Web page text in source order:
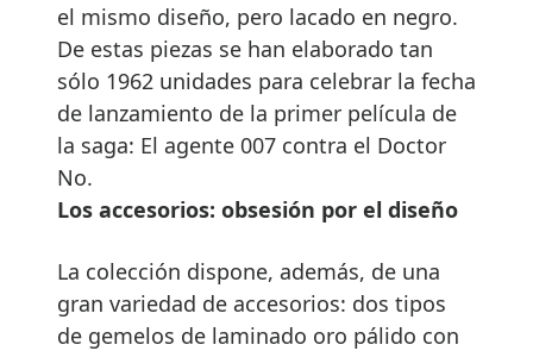
el mismo diseño, pero lacado en negro.
De estas piezas se han elaborado tan
sólo 1962 unidades para celebrar la fecha
de lanzamiento de la primer película de
la saga: El agente 007 contra el Doctor
No.
Los accesorios: obsesión por el diseño
La colección dispone, además, de una
gran variedad de accesorios: dos tipos
de gemelos de laminado oro pálido con